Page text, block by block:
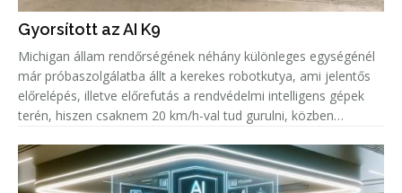
Gyorsított az AI K9
Michigan állam rendőrségének néhány különleges egységénél
már próbaszolgálatba állt a kerekes robotkutya, ami jelentős
előrelépés, illetve előrefutás a rendvédelmi intelligens gépek
terén, hiszen csaknem 20 km/h-val tud gurulni, közben